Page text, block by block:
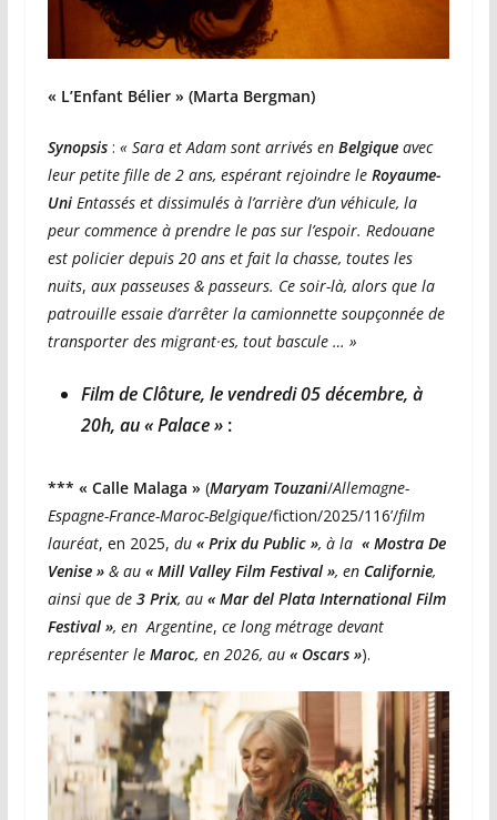
« L’Enfant Bélier » (Marta Bergman)
Synopsis: « Sara et Adam sont arrivés en Belgiqueavec
leur petite fille de 2 ans, espérant rejoindre le Royaume-
Uni Entassés et dissimulés à l’arrière d’un véhicule, la
peur commence à prendre le pas sur l’espoir. Redouane
est policier depuis 20 ans et fait la chasse, toutes les
nuits, aux passeuses & passeurs. Ce soir-là, alors que la
patrouille essaie d’arrêter la camionnette soupçonnée de
transporter des migrant·es, tout bascule … »
Film de Clôture, le vendredi 05 décembre, à
20h, au « Palace » :
*** « Calle Malaga » (Maryam Touzani/Allemagne-
Espagne-France-Maroc-Belgique/fiction/2025/116’/film
lauréat, en 2025, du « Prix du Public », à la « Mostra De
Venise »& au « Mill Valley Film Festival », enCalifornie,
ainsi que de 3 Prix, au« Mar del Plata International Film
Festival », enArgentine, ce long métrage devant
représenter le Maroc, en 2026, au « Oscars »).